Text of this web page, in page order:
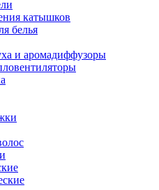
катышков
белья
и аромадиффузоры